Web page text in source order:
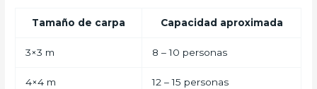
Tamaño de carpa Capacidad aproximada
3×3 m 8 – 10 personas
4×4 m 12 – 15 personas